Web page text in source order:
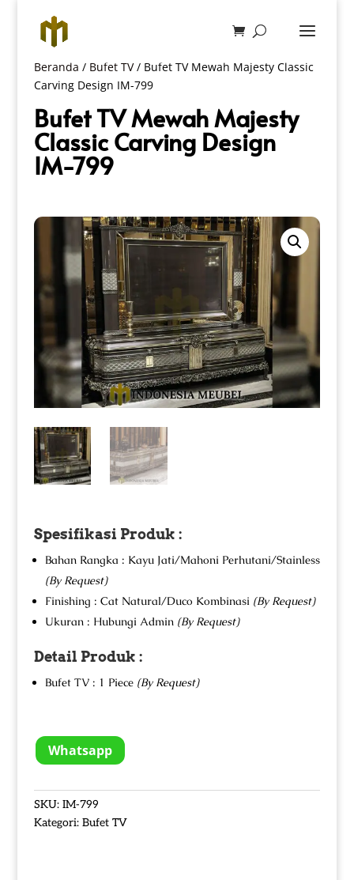
Beranda / Bufet TV/ Bufet TV Mewah Majesty Classic
Carving Design IM-799
Bufet TV Mewah Majesty
Classic Carving Design
IM-799
Spesifikasi Produk :
Bahan Rangka : Kayu Jati/Mahoni Perhutani/Stainless
(By Request)
Finishing : Cat Natural/Duco Kombinasi (By Request)
Ukuran : Hubungi Admin (By Request)
Detail Produk :
Bufet TV : 1 Piece (By Request)
Whatsapp
SKU: IM-799
Kategori: Bufet TV